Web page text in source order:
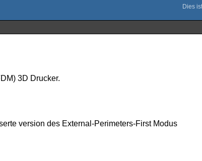
3D Drucker.
version des External-Perimeters-First Modus